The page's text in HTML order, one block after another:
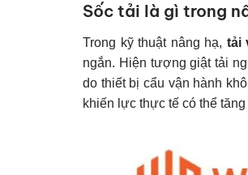
Sốc tải là gì trong
Trong kỹ thuật nâng hạ, tải
ngắn. Hiện tượng giật tải
do thiết bị cẩu vận hành
khiến lực thực tế có thể